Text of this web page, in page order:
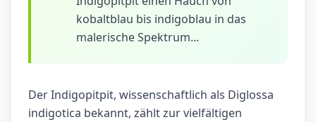
kobaltblau bis indigoblau in das
malerische Spektrum...
Der Indigopitpit, wissenschaftlich als Diglossa
indigotica bekannt, zählt zur vielfältigen